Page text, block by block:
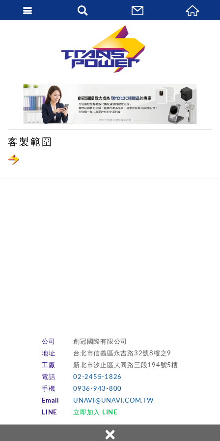
×
客製範圍
公司
創冠國際有限公司
地址
台北市信義區永吉路32號8樓之9
工廠
新北市汐止區大同路三段194號5樓
電話
02-2455-1826
手機
0936-943-800
Email
UNAVI@UNAVI.COM.TW
LINE
立即加入 LINE
繁體中文